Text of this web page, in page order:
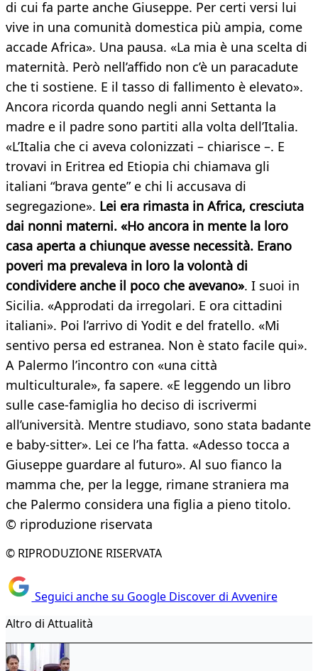
di cui fa parte anche Giuseppe. Per certi versi lui
vive in una comunità domestica più ampia, come
accade Africa». Una pausa. «La mia è una scelta di
maternità. Però nell’affido non c’è un paracadute
che ti sostiene. E il tasso di fallimento è elevato».
Ancora ricorda quando negli anni Settanta la
madre e il padre sono partiti alla volta dell’Italia.
«L’Italia che ci aveva colonizzati – chiarisce –. E
trovavi in Eritrea ed Etiopia chi chiamava gli
italiani “brava gente” e chi li accusava di
segregazione». Lei era rimasta in Africa, cresciuta
dai nonni materni. «Ho ancora in mente la loro
casa aperta a chiunque avesse necessità. Erano
poveri ma prevaleva in loro la volontà di
condividere anche il poco che avevano». I suoi in
Sicilia. «Approdati da irregolari. E ora cittadini
italiani». Poi l’arrivo di Yodit e del fratello. «Mi
sentivo persa ed estranea. Non è stato facile qui».
A Palermo l’incontro con «una città
multiculturale», fa sapere. «E leggendo un libro
sulle case-famiglia ho deciso di iscrivermi
all’università. Mentre studiavo, sono stata badante
e baby-sitter». Lei ce l’ha fatta. «Adesso tocca a
Giuseppe guardare al futuro». Al suo fianco la
mamma che, per la legge, rimane straniera ma
che Palermo considera una figlia a pieno titolo.
© riproduzione riservata
© RIPRODUZIONE RISERVATA
Seguici anche su Google Discover di Avvenire
Altro di Attualità